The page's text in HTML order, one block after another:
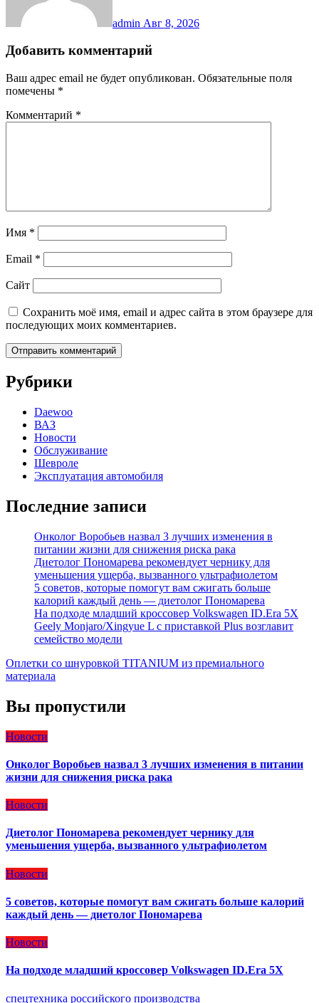
admin Авг 8, 2026
Добавить комментарий
Ваш адрес email не будет опубликован. Обязательные поля
помечены *
Комментарий *
Имя *
Email *
Сайт
Сохранить моё имя, email и адрес сайта в этом браузере для
последующих моих комментариев.
Рубрики
Daewoo
ВАЗ
Новости
Обслуживание
Шевроле
Эксплуатация автомобиля
Последние записи
Онколог Воробьев назвал 3 лучших изменения в
питании жизни для снижения риска рака
Диетолог Пономарева рекомендует чернику для
уменьшения ущерба, вызванного ультрафиолетом
5 советов, которые помогут вам сжигать больше
калорий каждый день — диетолог Пономарева
На подходе младший кроссовер Volkswagen ID.Era 5X
Geely Monjaro/Xingyue L с приставкой Plus возглавит
семейство модели
Оплетки со шнуровкой TITANIUM из премиального
материала
Вы пропустили
Новости
Онколог Воробьев назвал 3 лучших изменения в питании
жизни для снижения риска рака
Новости
Диетолог Пономарева рекомендует чернику для
уменьшения ущерба, вызванного ультрафиолетом
Новости
5 советов, которые помогут вам сжигать больше калорий
каждый день — диетолог Пономарева
Новости
На подходе младший кроссовер Volkswagen ID.Era 5X
спецтехника российского производства